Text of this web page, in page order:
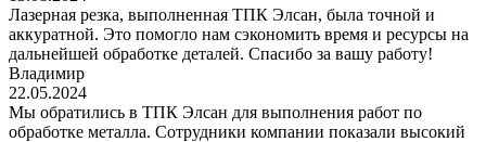
Лазерная резка, выполненная ТПК Элсан, была точной и
аккуратной. Это помогло нам сэкономить время и ресурсы на
дальнейшей обработке деталей. Спасибо за вашу работу!
Владимир
22.05.2024
Мы обратились в ТПК Элсан для выполнения работ по
обработке металла. Сотрудники компании показали высокий